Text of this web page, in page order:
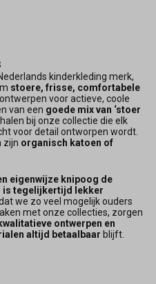
kinderkleding merk,
stoere, frisse, comfortabele
voor actieve, coole
van een goede mix van ‘stoer
bij onze collectie die elk
voor detail ontworpen wordt.
zijn organisch katoen of
eigenwijze knipoog de
is tegelijkertijd lekker
we zo veel mogelijk ouders
met onze collecties, zorgen
ontwerpen en
altijd betaalbaar blijft.